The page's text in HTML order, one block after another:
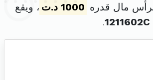
1000 د.ت
، ويقع
1211602C
.